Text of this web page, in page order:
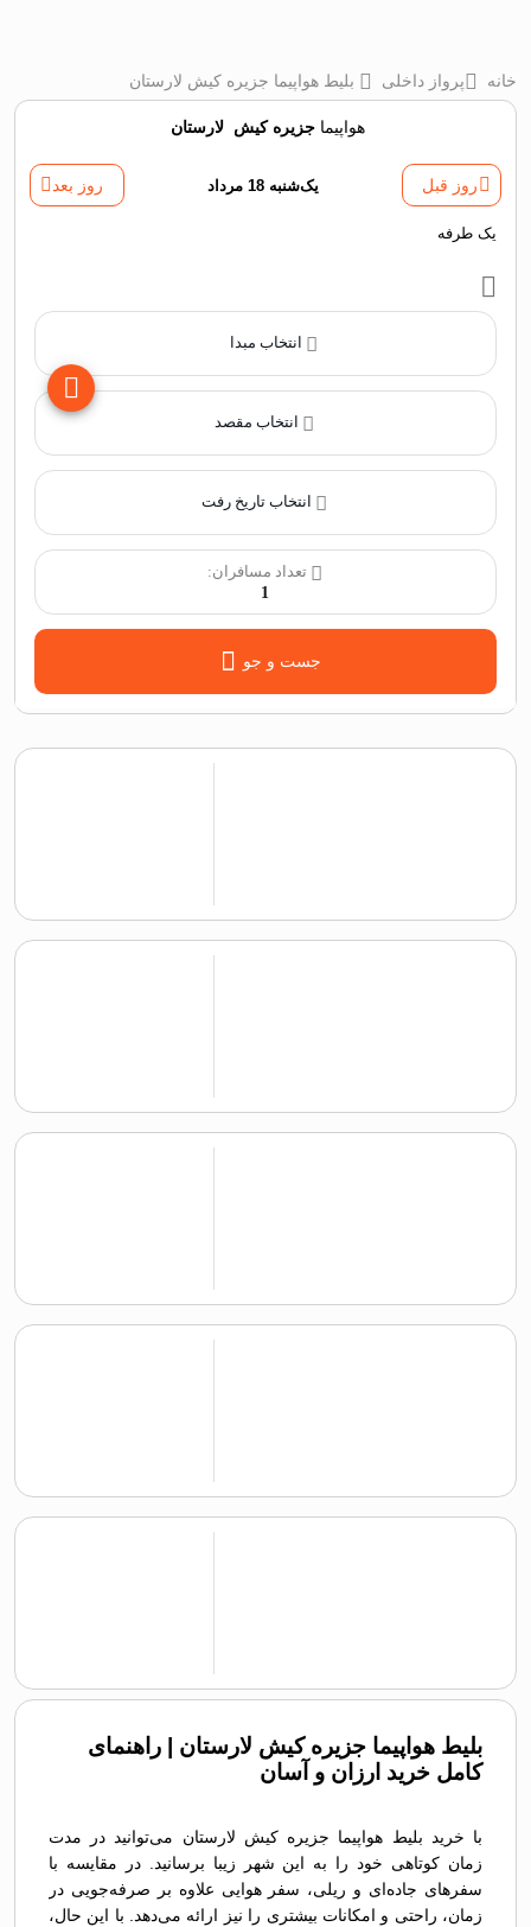
خانه پرواز داخلی بلیط هواپیما جزیره کیش لارستان
هواپیما جزیره کیش لارستان
روز قبل یک‌شنبه 18 مرداد روز بعد
یک طرفه
انتخاب مبدا
انتخاب مقصد
تعداد مسافران:
1
جست و جو
بلیط هواپیما جزیره کیش لارستان | راهنمای
کامل خرید ارزان و آسان
با خرید بلیط هواپیما جزیره کیش لارستان می‌توانید در مدت
زمان کوتاهی خود را به این شهر زیبا برسانید. در مقایسه با
سفرهای جاده‌ای و ریلی، سفر هوایی علاوه بر صرفه‌جویی در
زمان، راحتی و امکانات بیشتری را نیز ارائه می‌دهد. با این حال،